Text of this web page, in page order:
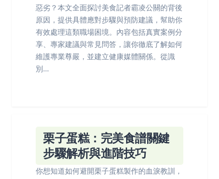
惡劣？本文全面探討美食記者霸凌公關的背後
原因，提供具體應對步驟與預防建議，幫助你
有效處理這類職場困境。內容包括真實案例分
享、專家建議與常見問答，讓你徹底了解如何
維護專業尊嚴，並建立健康媒體關係。從識
別...
栗子蛋糕：完美食譜關鍵
步驟解析與進階技巧
你想知道如何避開栗子蛋糕製作的血淚教訓，